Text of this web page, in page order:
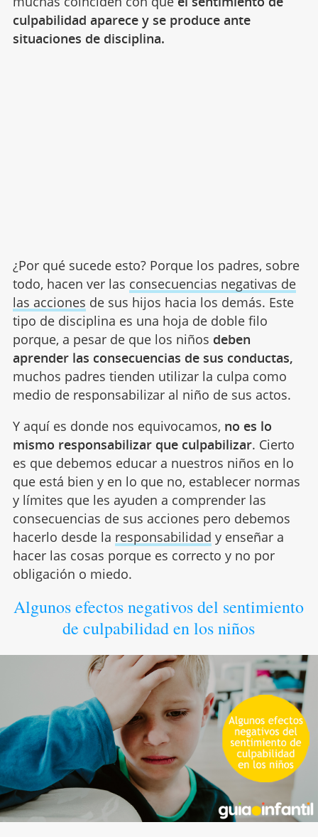
culpabilidad aparece y se produce ante
situaciones de disciplina.
¿Por qué sucede esto? Porque los padres, sobre
todo, hacen ver las consecuencias negativas de
las acciones de sus hijos hacia los demás. Este
tipo de disciplina es una hoja de doble filo
porque, a pesar de que los niños deben
aprender las consecuencias de sus conductas,
muchos padres tienden utilizar la culpa como
medio de responsabilizar al niño de sus actos.
Y aquí es donde nos equivocamos, no es lo
mismo responsabilizar que culpabilizar. Cierto
es que debemos educar a nuestros niños en lo
que está bien y en lo que no, establecer normas
y límites que les ayuden a comprender las
consecuencias de sus acciones pero debemos
hacerlo desde la responsabilidad y enseñar a
hacer las cosas porque es correcto y no por
obligación o miedo.
Algunos efectos negativos del sentimiento
de culpabilidad en los niños